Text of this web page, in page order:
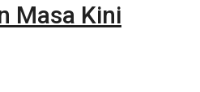
Masa Kini